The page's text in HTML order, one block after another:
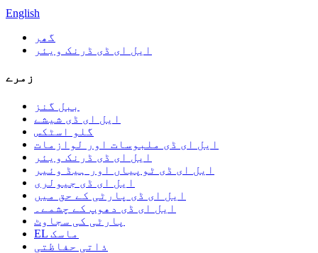
English
گھر
ایل ای ڈی ڈرنک ویئر
زمرے
ببل گنز
ایل ای ڈی شیشے
گلو اسٹکس
ایل ای ڈی ملبوسات اور لوازمات
ایل ای ڈی ڈرنک ویئر
ایل ای ڈی ٹوپیاں اور ہیڈ وئیر
ایل ای ڈی جیولری
ایل ای ڈی پارٹی کے حق میں
ایل ای ڈی دھوپ کے چشمے۔
پارٹی کی سجاوٹ
EL ماسک
ذاتی حفاظتی